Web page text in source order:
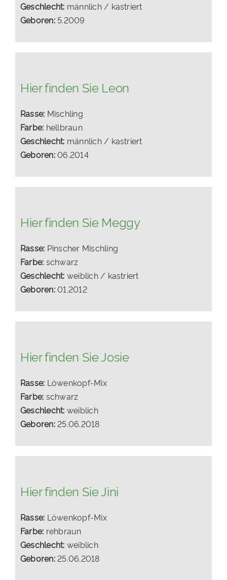
Geschlecht: männlich / kastriert
Geboren:5.2009
Hier finden Sie Leon
Rasse: Mischling
Farbe: hellbraun
Geschlecht: männlich / kastriert
Geboren:06.2014
Hier finden Sie Meggy
Rasse: Pinscher Mischling
Farbe: schwarz
Geschlecht: weiblich / kastriert
Geboren:01.2012
Hier finden Sie Josie
Rasse: Löwenkopf-Mix
Farbe: schwarz
Geschlecht: weiblich
Geboren: 25.06.2018
Hier finden Sie Jini
Rasse: Löwenkopf-Mix
Farbe: rehbraun
Geschlecht: weiblich
Geboren: 25.06.2018